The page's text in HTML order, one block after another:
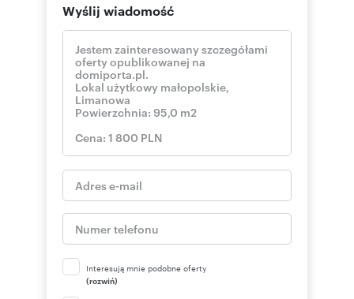
Wyślij wiadomość
Interesują mnie podobne oferty
(rozwiń)